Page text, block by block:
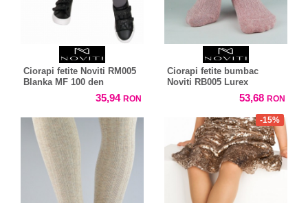
Ciorapi fetite Noviti RM005
Blanka MF 100 den
35,94 RON
Ciorapi fetite bumbac
Noviti RB005 Lurex
53,68 RON
-15%